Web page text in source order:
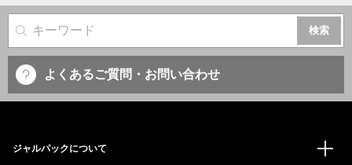
サイト内検索
よくあるご質問・お問い合わせ
ジャルパックについて